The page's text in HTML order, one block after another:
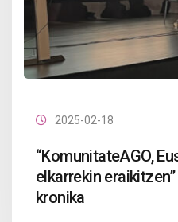
2025-02-18
“KomunitateAGO,
elkarrekin
kronika